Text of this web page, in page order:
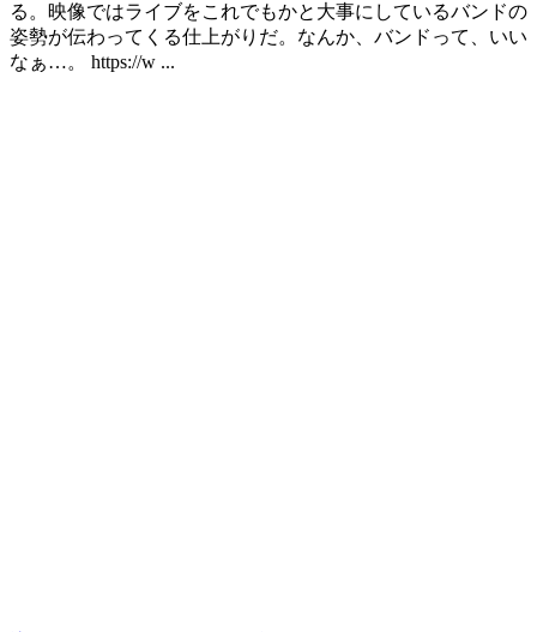
る。映像ではライブをこれでもかと大事にしているバンドの
姿勢が伝わってくる仕上がりだ。なんか、バンドって、いい
なぁ…。 https://w ...